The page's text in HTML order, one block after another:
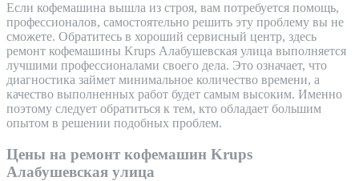
Если кофемашина вышла из строя, вам потребуется помощь,
профессионалов, самостоятельно решить эту проблему вы не
сможете. Обратитесь в хороший сервисный центр, здесь
ремонт кофемашины Krups Алабушевская улица выполняется
лучшими профессионалами своего дела. Это означает, что
диагностика займет минимальное количество времени, а
качество выполненных работ будет самым высоким. Именно
поэтому следует обратиться к тем, кто обладает большим
опытом в решении подобных проблем.
Цены на ремонт кофемашин Krups
Алабушевская улица